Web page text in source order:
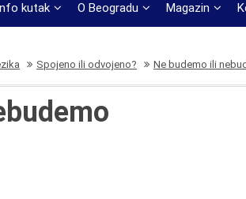
kutak O Beogradu Magazin
Spojeno ili odvojeno? Ne budemo ili